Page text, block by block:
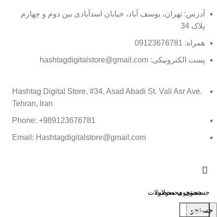
آدرس: تهران، یوسف آباد، خیابان اسدآبادی بین دوم و چهارم
پلاک 34
همراه: 09123676781
پست الکترونیکی: hashtagdigitalstore@gmail.com
Hashtag Digital Store, #34, Asad Abadi St. Vali Asr Ave.
Tehran, Iran
Phone: +989123676781
Email: Hashtagdigitalstore@gmail.com
جستجو
جستجو